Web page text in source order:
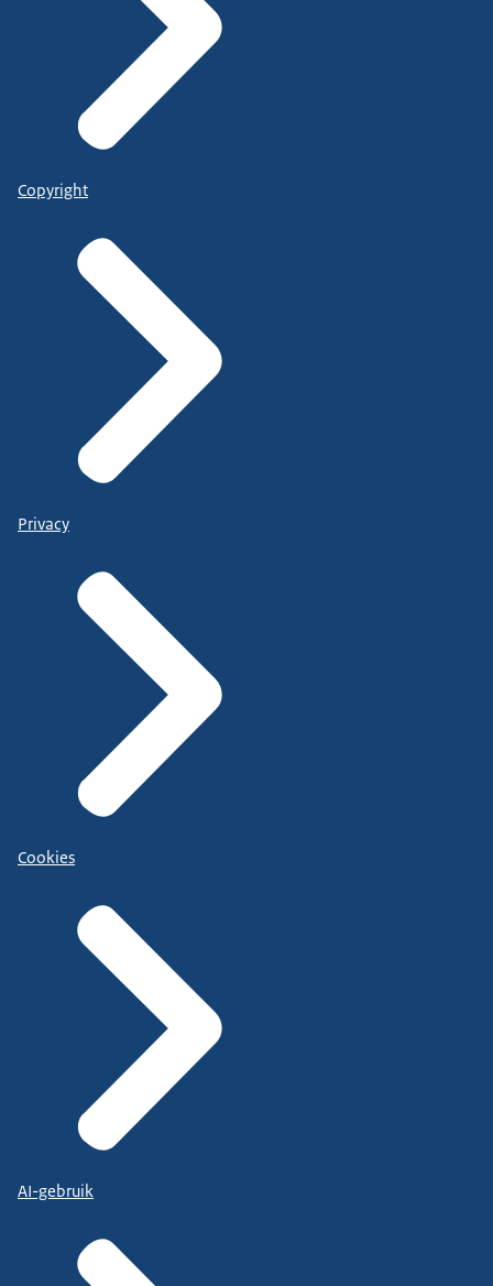
Copyright
Privacy
Cookies
AI-gebruik